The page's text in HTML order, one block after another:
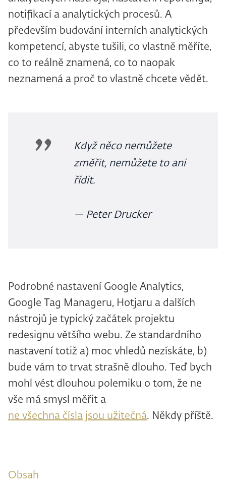
notifikací a analytických procesů. A
především budování interních analytických
kompetencí, abyste tušili, co vlastně měříte,
co to reálně znamená, co to naopak
neznamená a proč to vlastně chcete vědět.
Když něco nemůžete
změřit, nemůžete to ani
řídit.
— Peter Drucker
Podrobné nastavení Google Analytics,
Google Tag Manageru, Hotjaru a dalších
nástrojů je typický začátek projektu
redesignu většího webu. Ze standardního
nastavení totiž a) moc vhledů nezískáte, b)
bude vám to trvat strašně dlouho. Teď bych
mohl vést dlouhou polemiku o tom, že ne
vše má smysl měřit a
ne všechna čísla jsou užitečná. Někdy příště.
Obsah